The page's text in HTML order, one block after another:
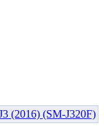
(2016) (SM-J320F)